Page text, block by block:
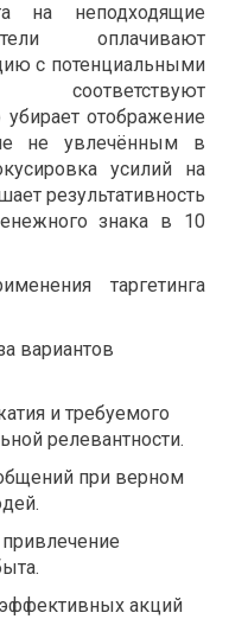
на неподходящие
оплачивают
с потенциальными
соответствуют
отображение
не увлечённым в
усилий на
результативность
знака в 10
таргетинга
вариантов
и требуемого
релевантности.
при верном
акций